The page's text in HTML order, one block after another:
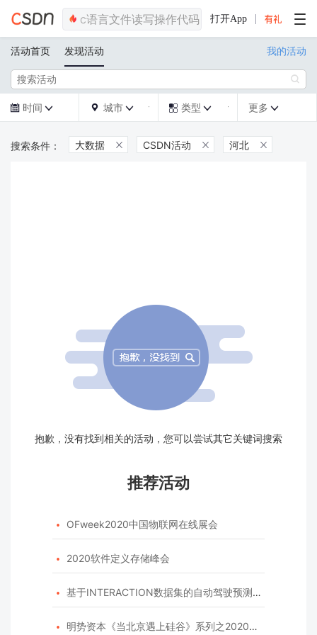
打开App
活动首页 发现活动 我的活动

 时间   城市   类型  更多 
大数据  CSDN活动  河北 
抱歉，没有找到相关的活动，您可以尝试其它关键词搜索
推荐活动
 OFweek2020中国物联网在线展会
 2020软件定义存储峰会
 基于INTERACTION数据集的自动驾驶预测模型挑战赛
 明势资本《当北京遇上硅谷》系列之2020年度开源峰会